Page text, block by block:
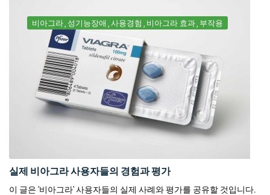
비아그라 성기능장애 사용경험 비아그라 효과 부작용
실제 비아그라 사용자들의 경험과 평가
이 글은 '비아그라' 사용자들의 실제 사례와 평가를 공유할 것입니다.